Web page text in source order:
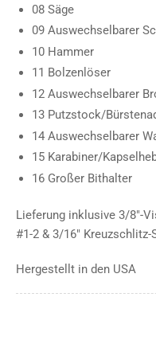
08 Säge
09 Auswechselbarer
10 Hammer
11 Bolzenlöser
12 Auswechselbarer
13 Putzstock/
14 Auswechselbarer
15 Karabiner/
16 Großer Bithalter
Lieferung inklusive 3/8"-
#1-2 & 3/16" Kreuzschlitz-
Hergestellt in den USA